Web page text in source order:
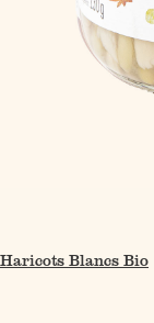
Haricots Blancs Bio